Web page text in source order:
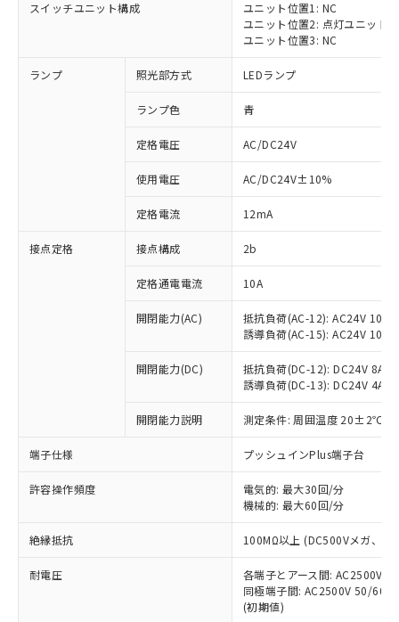
スイッチユニット構成
ユニット位置1: NC
ユニット位置2: 点灯ユニット
ユニット位置3: NC
ランプ 照光部方式 LEDランプ
ランプ色 青
定格電圧 AC/DC24V
使用電圧 AC/DC24V±10%
定格電流 12mA
接点定格 接点構成 2b
定格通電電流 10A
開閉能力(AC)
抵抗負荷(AC-12): AC24V 10A/
誘導負荷(AC-15): AC24V
開閉能力(DC)
抵抗負荷(DC-12): DC24V 8A/
誘導負荷(DC-13): DC24V 4A/
開閉能力説明 測定条件: 周囲温度 20±2℃、
端子仕様 プッシュインPlus端子台
許容操作頻度
電気的: 最大30回/分
機械的: 最大60回/分
絶縁抵抗 100MΩ以上 (DC500Vメガ、点
耐電圧
各端子とアース間: AC2500V
同極端子間: AC2500V 50/
(初期値)
ご利用条件
以下の条件をお読みいただき、同意のうえ
ご利用ください。
本サービスは、当社制御機器事業取扱
商品の当社在庫状況および標準価格
(税抜)を提供させていただくもので
当社制御機器事業取扱商品の中には、
本サービスの対象外となる商品もある
ことをご了承ください。
在庫状況および標準価格照会結果は、
記載している更新日時点での社内デー
タに基づき作成されるものであり、閲
覧された時点での実際の在庫および標
準価格とは異なる場合があることをご
※1 対応状況
対応済み：EU RoHS指令（10物質）の
非含有に対応した製品が提供可能な商品で
す。
対応予定：EU RoHS指令（10物質）の非含
有に対応した製品に切り替える予定のある
対応予定なし：EU RoHS指令（10物質）の
非含有に非対応の商品で、対応品を出す予
定はありません。
調査・確認中：EU RoHS指令（10物質）の
非含有の対応状況を調査中または確認中の
非該当品：ライセンス料など無形物で、有
害物質有無と関係のない商品です。
仕入先様の事情により、非含有部品として
いたものが、含有品と判明した場合などや
むを得ず変更することがあります。
六価クロム(Cr(Ⅵ)) 1000ppm以下、ポリ臭化ビフェニル
類(PBB) 1000ppm以下、ポリ臭化ジフェニルエーテル類
「○」：最大均質材料含有率が中国RoHSの
基準値以下であることを示します。
「×」：最大均質材料含有率が中国RoHSの
基準値を超えていることを示します。
「－」：未確認です。当社販売部門へお問
*中国RoHS10物質の基準値 (GB/T26572)：
Pb(鉛) :1000ppm、 Hg(水銀) : 1000ppm、 Cd(カドミウ
Cr(Ⅵ)(六価クロム) : 1000ppm、 PBBs(ポリ臭化ビフェ
当社は、これら貴社製品のうち、外国
為替および外国貿易法に定める商品
（以下｢規制貨物等」という）を輸出
または国外への提供する場合は、日本
国政府の輸出許可(または役務取引許
可)を取得するなどの必要な手続きを